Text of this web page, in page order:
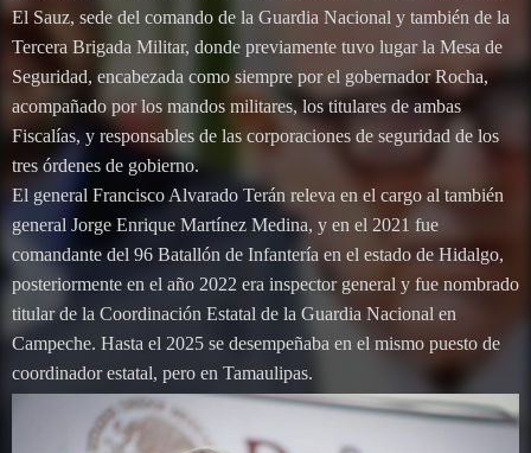
El Sauz, sede del comando de la Guardia Nacional y también de la
Tercera Brigada Militar, donde previamente tuvo lugar la Mesa de
Seguridad, encabezada como siempre por el gobernador Rocha,
acompañado por los mandos militares, los titulares de ambas
Fiscalías, y responsables de las corporaciones de seguridad de los
tres órdenes de gobierno.
El general Francisco Alvarado Terán releva en el cargo al también
general Jorge Enrique Martínez Medina, y en el 2021 fue
comandante del 96 Batallón de Infantería en el estado de Hidalgo,
posteriormente en el año 2022 era inspector general y fue nombrado
titular de la Coordinación Estatal de la Guardia Nacional en
Campeche. Hasta el 2025 se desempeñaba en el mismo puesto de
coordinador estatal, pero en Tamaulipas.